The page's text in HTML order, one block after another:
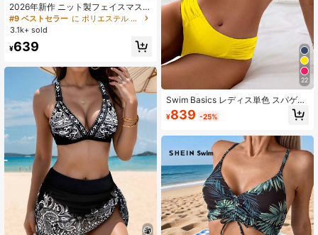
2026年新作 ニット製フェイスマスク
付き半袖インナーシャツ、レディー
ス夏用薄手ラウンドネック白Tシャツ
#9 ベストセラー
に ポリエステル デイリーTシャツ
3.1k+ sold
¥639
22
Swim Basics レディス単色 スパゲッ
ティストラップ ビキニトップ&ボト
ムビキニセット 夏用
¥839 -25%